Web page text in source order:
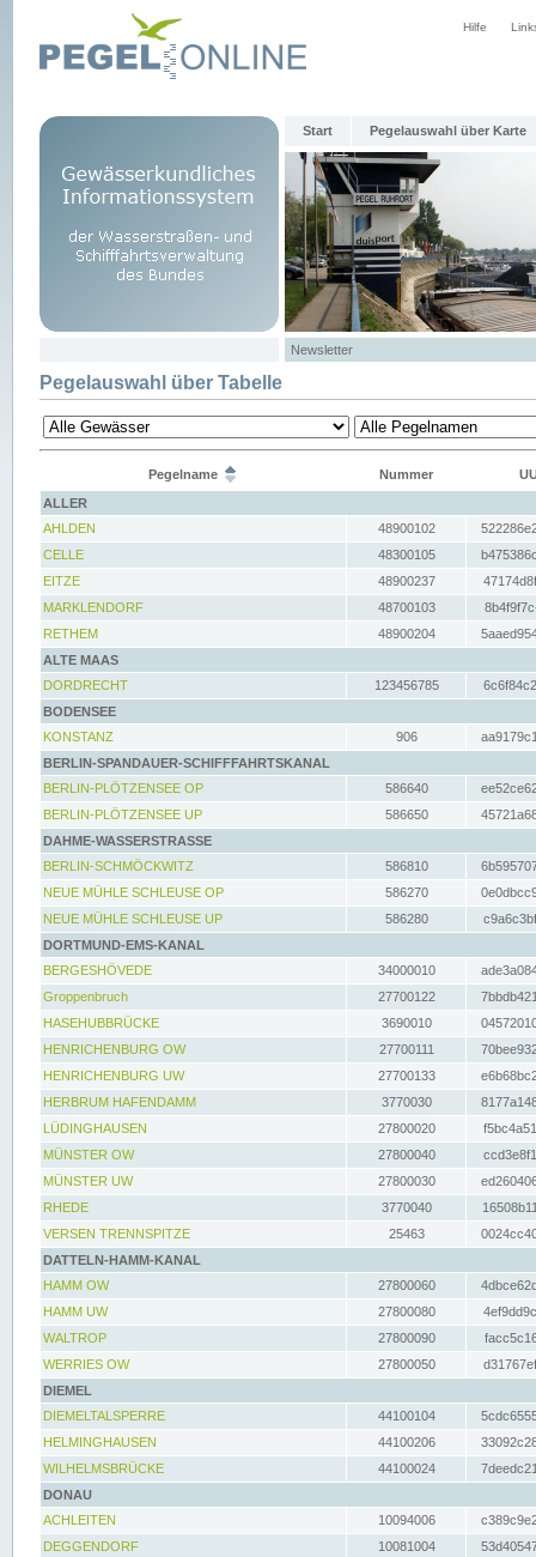
Hilfe
Start Pegelauswahl über Karte
Newsletter
Pegelauswahl über Tabelle
Pegelname Nummer
ALLER
AHLDEN
48900102
CELLE
48300105
EITZE
48900237
MARKLENDORF
48700103
RETHEM
48900204
ALTE MAAS
DORDRECHT
123456785
BODENSEE
KONSTANZ
906
BERLIN-SPANDAUER-SCHIFFFAHRTSKANAL
BERLIN-PLÖTZENSEE OP
586640
BERLIN-PLÖTZENSEE UP
586650
DAHME-WASSERSTRASSE
BERLIN-SCHMÖCKWITZ
586810
NEUE MÜHLE SCHLEUSE OP
586270
NEUE MÜHLE SCHLEUSE UP
586280
DORTMUND-EMS-KANAL
BERGESHÖVEDE
34000010
Groppenbruch
27700122
HASEHUBBRÜCKE
3690010
HENRICHENBURG OW
27700111
HENRICHENBURG UW
27700133
HERBRUM HAFENDAMM
3770030
LÜDINGHAUSEN
27800020
MÜNSTER OW
27800040
MÜNSTER UW
27800030
RHEDE
3770040
VERSEN TRENNSPITZE
25463
DATTELN-HAMM-KANAL
HAMM OW
27800060
HAMM UW
27800080
WALTROP
27800090
WERRIES OW
27800050
DIEMEL
DIEMELTALSPERRE
44100104
HELMINGHAUSEN
44100206
WILHELMSBRÜCKE
44100024
DONAU
ACHLEITEN
10094006
DEGGENDORF
10081004